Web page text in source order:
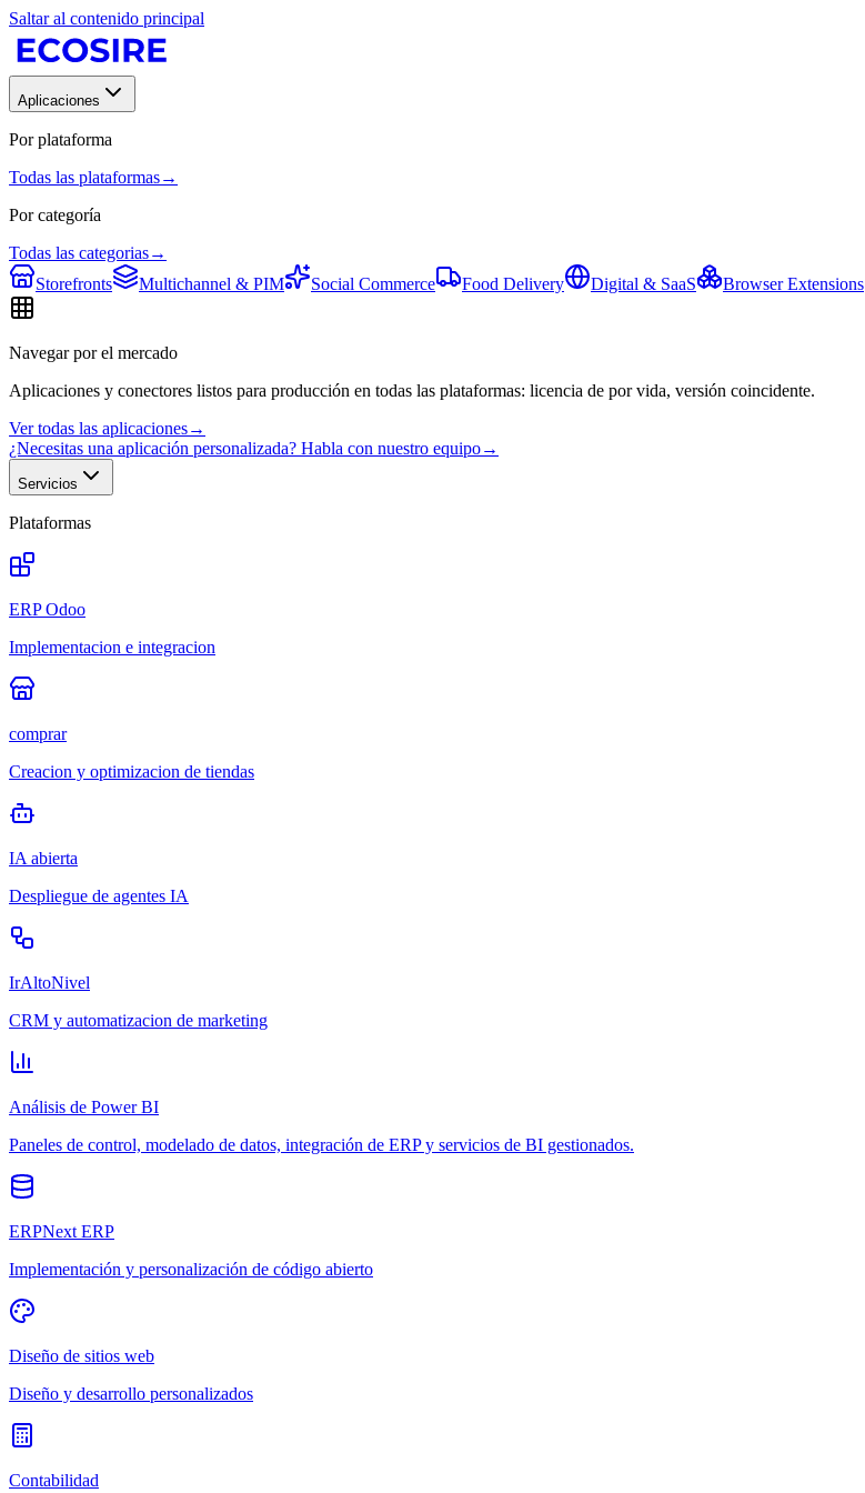
Saltar al contenido principal
Aplicaciones
Por plataforma
Todas las plataformas→
Por categoría
Todas las categorias→
Storefronts
Multichannel & PIM Social Commerce Food Delivery Digital & SaaS Browser Extensions
Navegar por el mercado
Aplicaciones y conectores listos para producción en todas las plataformas: licencia de por vida, versión coincidente.
Ver todas las aplicaciones→
¿Necesitas una aplicación personalizada? Habla con nuestro equipo→
Servicios
Plataformas
ERP Odoo
Implementacion e integracion
comprar
Creacion y optimizacion de tiendas
IA abierta
Despliegue de agentes IA
IrAltoNivel
CRM y automatizacion de marketing
Análisis de Power BI
Paneles de control, modelado de datos, integración de ERP y servicios de BI gestionados.
ERPNext ERP
Implementación y personalización de código abierto
Diseño de sitios web
Diseño y desarrollo personalizados
Contabilidad